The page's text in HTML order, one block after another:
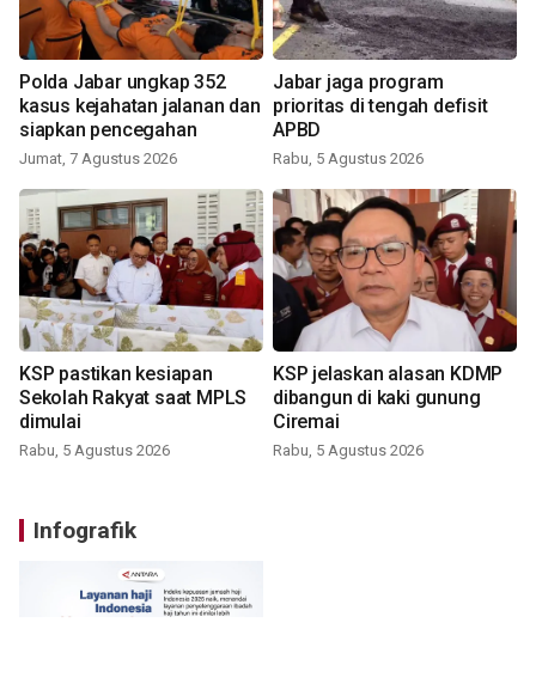
Polda Jabar ungkap 352
kasus kejahatan jalanan dan
siapkan pencegahan
Jumat, 7 Agustus 2026
Jabar jaga program
prioritas di tengah defisit
APBD
Rabu, 5 Agustus 2026
KSP pastikan kesiapan
Sekolah Rakyat saat MPLS
dimulai
Rabu, 5 Agustus 2026
KSP jelaskan alasan KDMP
dibangun di kaki gunung
Ciremai
Rabu, 5 Agustus 2026
Infografik